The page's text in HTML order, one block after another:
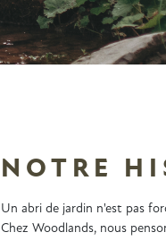
NOTRE
Un abri de jardin n'est pas
Chez Woodlands, nous